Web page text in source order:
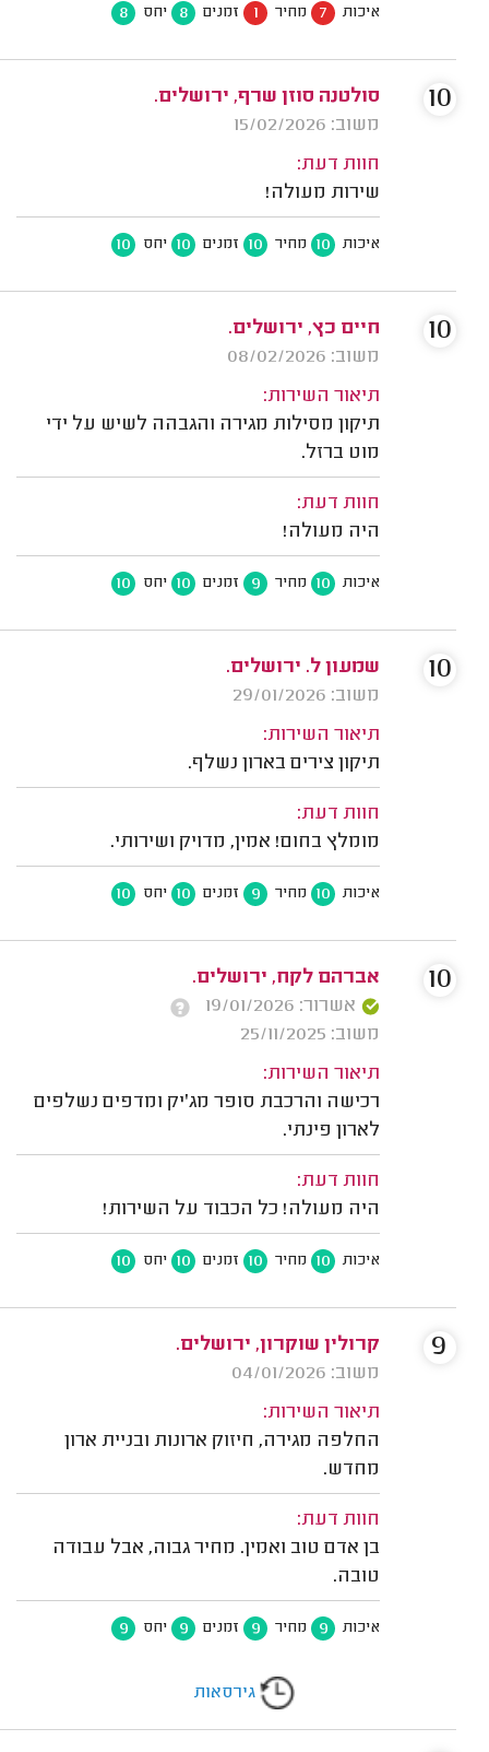
איכות 7 מחיר 1 זמנים 8 יחס 8
סולטנה סוזן שרף, ירושלים.
משוב: 15/02/2026
חוות דעת:
שירות מעולה!
איכות 10 מחיר 10 זמנים 10 יחס 10
10
חיים כץ, ירושלים.
משוב: 08/02/2026
תיאור השירות:
תיקון מסילות מגירה והגבהה לשיש על ידי
מוט ברזל.
חוות דעת:
היה מעולה!
איכות 10 מחיר 9 זמנים 10 יחס 10
10
שמעון ל. ירושלים.
משוב: 29/01/2026
תיאור השירות:
תיקון צירים בארון נשלף.
חוות דעת:
מומלץ בחום! אמין, מדויק ושירותי.
איכות 10 מחיר 9 זמנים 10 יחס 10
10
אברהם לקח, ירושלים.
אשרור: 19/01/2026
משוב: 25/11/2025
תיאור השירות:
רכישה והרכבת סופר מג'יק ומדפים נשלפים
לארון פינתי.
חוות דעת:
היה מעולה! כל הכבוד על השירות!
איכות 10 מחיר 10 זמנים 10 יחס 10
10
קרולין שוקרון, ירושלים.
משוב: 04/01/2026
תיאור השירות:
החלפה מגירה, חיזוק ארונות ובניית ארון
מחדש.
חוות דעת:
בן אדם טוב ואמין. מחיר גבוה, אבל עבודה
טובה.
איכות 9 מחיר 9 זמנים 9 יחס 9
9
גירסאות